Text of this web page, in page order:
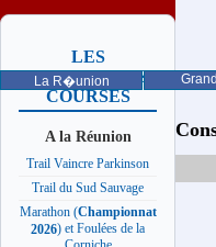
La R�union
LES
PROCHAINES
COURSES
A la Réunion
Trail Vaincre Parkinson
Trail du Sud Sauvage
Marathon (Championnat
2026) et Foulées de la
Corniche